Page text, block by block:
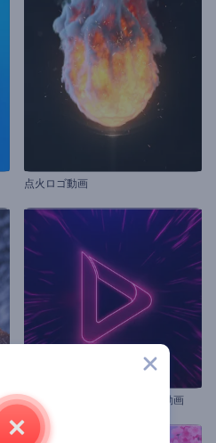
点火ロゴ動画
「ハイテクネオン」イントロ動画